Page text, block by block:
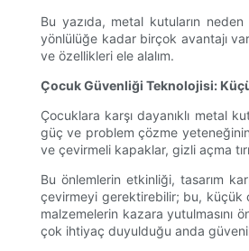
Bu yazıda, metal kutuların
yönlülüğe kadar birçok avantajı
ve özellikleri ele alalım.
Çocuk Güvenliği Teknolojisi:
Çocuklara karşı dayanıklı metal
güç ve problem çözme
ve çevirmeli kapaklar, gizli açma
Bu önlemlerin etkinliği, tasarım
çevirmeyi gerektirebilir; bu, küçük
malzemelerin kazara yutulmasını
çok ihtiyaç duyulduğu anda